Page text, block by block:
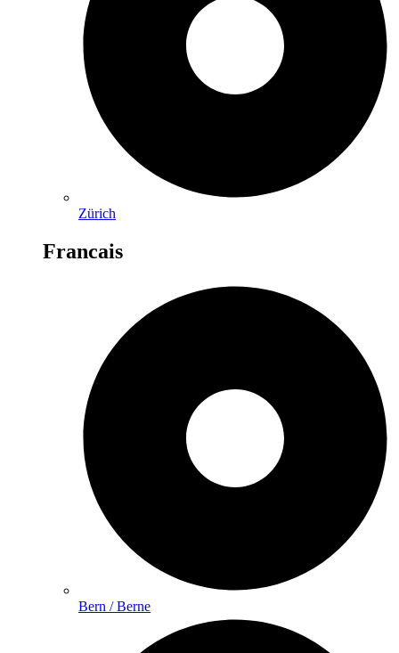
Zürich
Francais
Bern / Berne